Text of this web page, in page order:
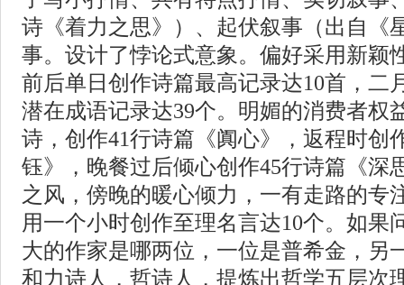
诗《着力之思》）、起伏叙事（出自《
事。设计了悖论式意象。偏好采用新颖
前后单日创作诗篇最高记录达10首，二
潜在成语记录达39个。明媚的消费者权
诗，创作41行诗篇《阗心》，返程时创
钰》，晚餐过后倾心创作45行诗篇《深
之风，傍晚的暖心倾力，一有走路的专
用一个小时创作至理名言达10个。如果
大的作家是哪两位，一位是普希金，另
和力诗人，哲诗人，提炼出哲学五层次